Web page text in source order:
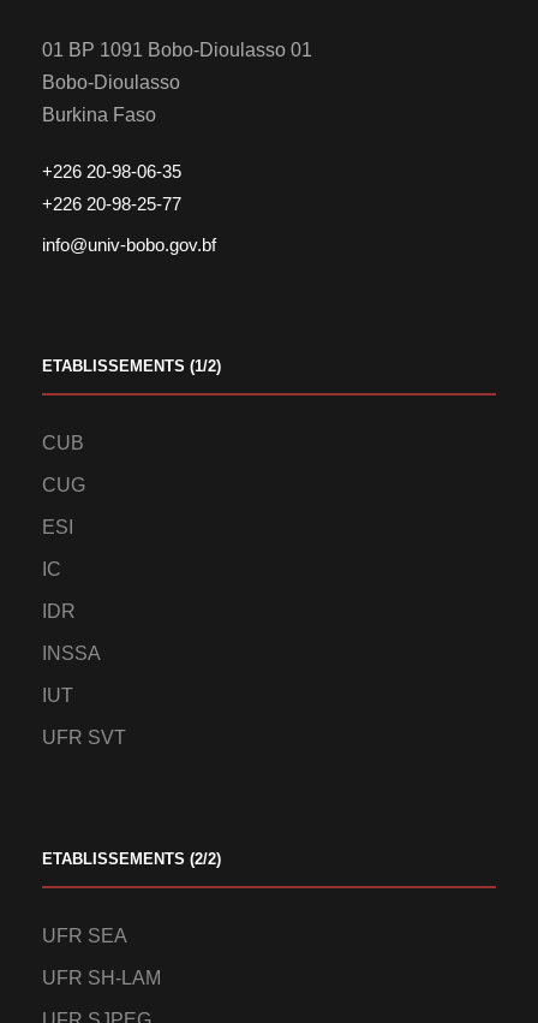
01 BP 1091 Bobo-Dioulasso 01
Bobo-Dioulasso
Burkina Faso
+226 20-98-06-35
+226 20-98-25-77
info@univ-bobo.gov.bf
ETABLISSEMENTS (1/2)
CUB
CUG
ESI
IC
IDR
INSSA
IUT
UFR SVT
ETABLISSEMENTS (2/2)
UFR SEA
UFR SH-LAM